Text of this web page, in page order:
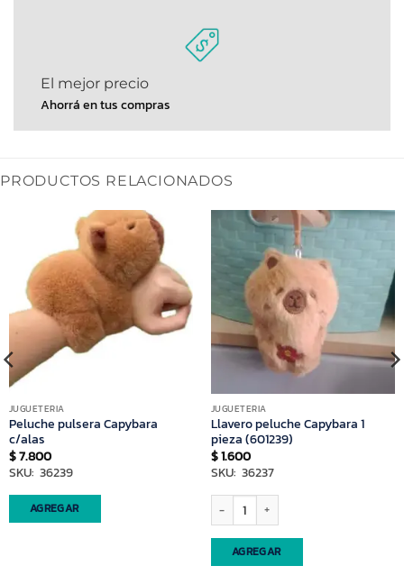
El mejor precio
Ahorrá en tus compras
PRODUCTOS RELACIONADOS
JUGUETERIA
Peluche pulsera Capybara
c/alas
$7.800
SKU: 36239
AGREGAR
JUGUETERIA
Llavero peluche Capybara 1
pieza (601239)
$1.600
SKU: 36237
AGREGAR